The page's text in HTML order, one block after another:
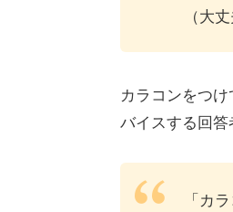
（大
カラコンをつ
バイスする回答
「カ